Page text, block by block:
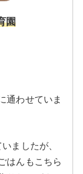
園
通わせていま
ましたが、
はんもこちら